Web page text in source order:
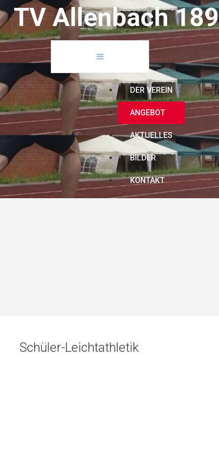
TV Allenbach 189
DER VEREIN
ANGEBOT
AKTUELLES
BILDER
KONTAKT
Schüler-Leichtathletik